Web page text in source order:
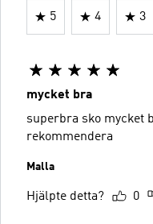
5 4 3
mycket bra
superbra sko mycket
rekommendera
Malla
Hjälpte detta? 0